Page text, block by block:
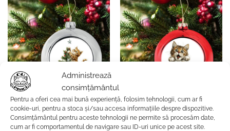
Administrează
consimțământul
Pentru a oferi cea mai bună experiență, folosim tehnologii, cum ar fi
cookie-uri, pentru a stoca și/sau accesa informațiile despre dispozitive.
Consimțământul pentru aceste tehnologii ne permite să procesăm date,
cum ar fi comportamentul de navigare sau ID-uri unice pe acest site.
multe
variații.
Opțiunile
pot
fi
alese
CASA
Glob-Kitty Xmas Tree
47.99lei
CASA
Glob-Kitty Xmas Joy
47.99lei